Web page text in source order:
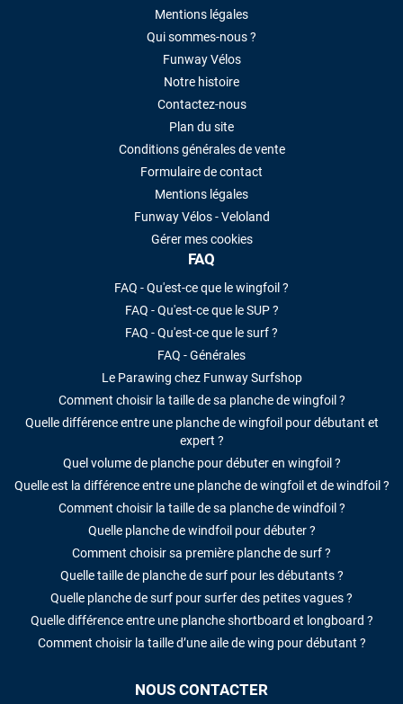
Mentions légales
Qui sommes-nous ?
Funway Vélos
Notre histoire
Contactez-nous
Plan du site
Conditions générales de vente
Formulaire de contact
Mentions légales
Funway Vélos - Veloland
Gérer mes cookies
FAQ
FAQ - Qu'est-ce que le wingfoil ?
FAQ - Qu'est-ce que le SUP ?
FAQ - Qu'est-ce que le surf ?
FAQ - Générales
Le Parawing chez Funway Surfshop
Comment choisir la taille de sa planche de wingfoil ?
Quelle différence entre une planche de wingfoil pour débutant et
expert ?
Quel volume de planche pour débuter en wingfoil ?
Quelle est la différence entre une planche de wingfoil et de windfoil ?
Comment choisir la taille de sa planche de windfoil ?
Quelle planche de windfoil pour débuter ?
Comment choisir sa première planche de surf ?
Quelle taille de planche de surf pour les débutants ?
Quelle planche de surf pour surfer des petites vagues ?
Quelle différence entre une planche shortboard et longboard ?
Comment choisir la taille d’une aile de wing pour débutant ?
NOUS CONTACTER